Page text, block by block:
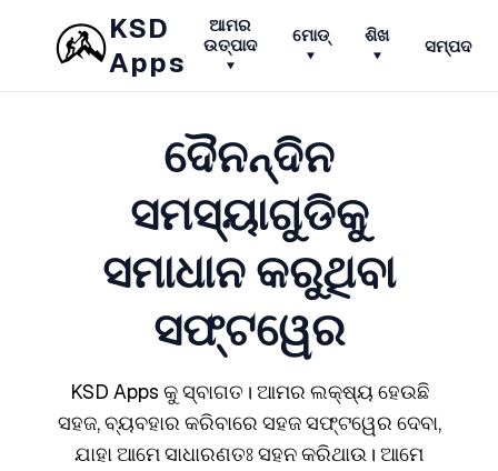
KSD
Apps
ଆମର
ଉତ୍ପାଦ
▾
ମୋଡ୍
▾
ଶିଖ
▾
ସମ୍ପଦ
ଦୈନନ୍ଦିନ
ସମସ୍ୟାଗୁଡିକୁ
ସମାଧାନ କରୁଥିବା
ସଫ୍ଟୱେର
KSD Apps କୁ ସ୍ବାଗତ। ଆମର ଲକ୍ଷ୍ୟ ହେଉଛି
ସହଜ, ବ୍ୟବହାର କରିବାରେ ସହଜ ସଫ୍ଟୱେର ଦେବା,
ଯାହା ଆମେ ସାଧାରଣତଃ ସହନ କରିଥାଉ। ଆମେ